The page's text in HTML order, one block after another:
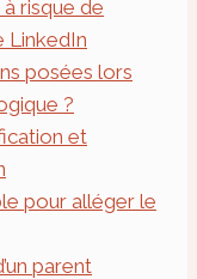
risque de
LinkedIn
posées lors
?
et
pour alléger le
parent